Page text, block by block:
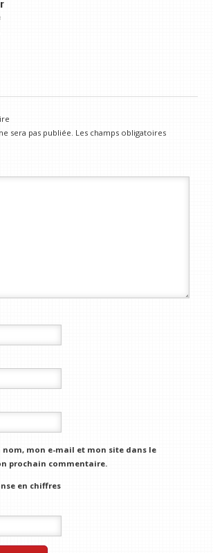
sera pas publiée. Les champs obligatoires
nom, mon e-mail et mon site dans le
prochain commentaire.
en chiffres